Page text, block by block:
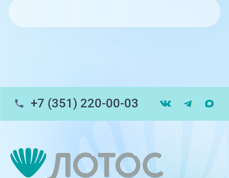
+7 (351) 220-00-03